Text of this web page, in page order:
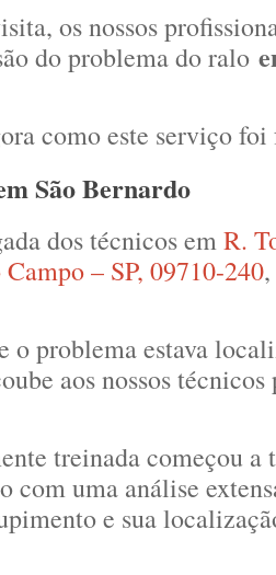
os nossos
do problema do ralo
como este serviço
São Bernardo
dos técnicos emR.
– SP, 09710-240
o problema estava
aos nossos
treinada começou a
uma análise
e sua